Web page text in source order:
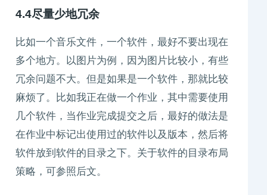
4.4尽量少地冗余
比如一个音乐文件，一个软件，最好不要出现在
多个地方。以图片为例，因为图片比较小，有些
冗余问题不大。但是如果是一个软件，那就比较
麻烦了。比如我正在做一个作业，其中需要使用
几个软件，当作业完成提交之后，最好的做法是
在作业中标记出使用过的软件以及版本，然后将
软件放到软件的目录之下。关于软件的目录布局
策略，可参照后文。